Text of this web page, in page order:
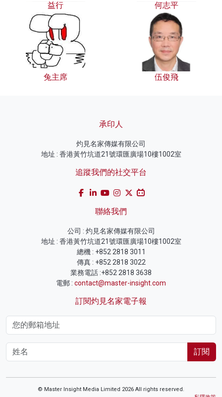
益行 何志平
兔主席 伍俊飛
承印人
灼見名家傳媒有限公司
地址 : 香港黃竹坑道21號環匯廣場10樓1002室
追蹤我們的社交平台
聯絡我們
公司 : 灼見名家傳媒有限公司
地址 : 香港黃竹坑道21號環匯廣場10樓1002室
總機 : +852 2818 3011
傳真 : +852 2818 3022
業務電話 :+852 2818 3638
電郵 : contact@master-insight.com
訂閱灼見名家電子報
訂閱
© Master Insight Media Limited 2026 All rights reserved.